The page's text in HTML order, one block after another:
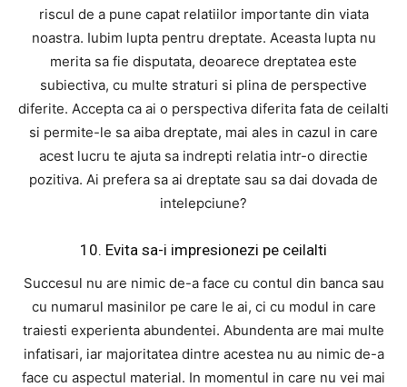
riscul de a pune capat relatiilor importante din viata
noastra. Iubim lupta pentru dreptate. Aceasta lupta nu
merita sa fie disputata, deoarece dreptatea este
subiectiva, cu multe straturi si plina de perspective
diferite. Accepta ca ai o perspectiva diferita fata de ceilalti
si permite-le sa aiba dreptate, mai ales in cazul in care
acest lucru te ajuta sa indrepti relatia intr-o directie
pozitiva. Ai prefera sa ai dreptate sau sa dai dovada de
intelepciune?
10. Evita sa-i impresionezi pe ceilalti
Succesul nu are nimic de-a face cu contul din banca sau
cu numarul masinilor pe care le ai, ci cu modul in care
traiesti experienta abundentei. Abundenta are mai multe
infatisari, iar majoritatea dintre acestea nu au nimic de-a
face cu aspectul material. In momentul in care nu vei mai